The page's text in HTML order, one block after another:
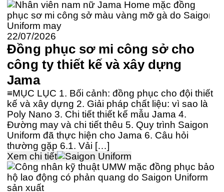
22/07/2026
Đồng phục sơ mi công sở cho
công ty thiết kế và xây dựng
Jama
≡MỤC LỤC 1. Bối cảnh: đồng phục cho đội thiết
kế và xây dựng 2. Giải pháp chất liệu: vì sao là
Poly Nano 3. Chi tiết thiết kế mẫu Jama 4.
Đường may và chi tiết thêu 5. Quy trình Saigon
Uniform đã thực hiện cho Jama 6. Câu hỏi
thường gặp 6.1. Vải […]
Xem chi tiết